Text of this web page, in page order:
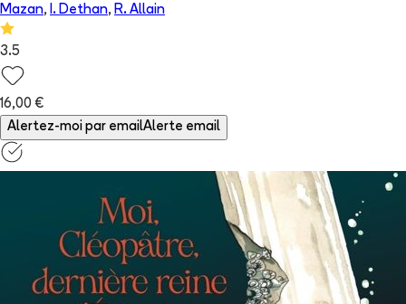
Mazan, I. Dethan, R. Allain
3.5
16,00 €
Alertez-moi par emailAlerte email